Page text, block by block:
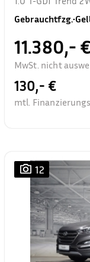
Gebrauchtfzg.•
11.380,- €
MwSt. nicht
130,- €
mtl.
12